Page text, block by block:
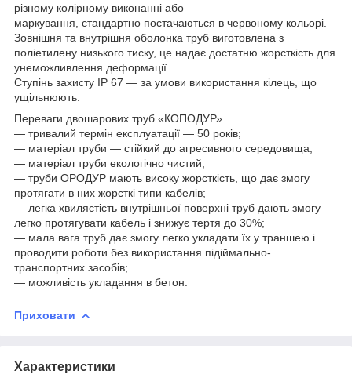
різному колірному виконанні або
маркування, стандартно постачаються в червоному кольорі.
Зовнішня та внутрішня оболонка труб виготовлена з
поліетилену низького тиску, це надає достатню жорсткість для
унеможливлення деформації.
Ступінь захисту IP 67 — за умови використання кілець, що
ущільнюють.
Переваги двошарових труб «КОПОДУР»
— тривалий термін експлуатації — 50 років;
— матеріал труби — стійкий до агресивного середовища;
— матеріал труби екологічно чистий;
— труби OPОДУР мають високу жорсткість, що дає змогу
протягати в них жорсткі типи кабелів;
— легка хвилястість внутрішньої поверхні труб дають змогу
легко протягувати кабель і знижує тертя до 30%;
— мала вага труб дає змогу легко укладати їх у траншею і
проводити роботи без використання підіймально-
транспортних засобів;
— можливість укладання в бетон.
Приховати
Характеристики